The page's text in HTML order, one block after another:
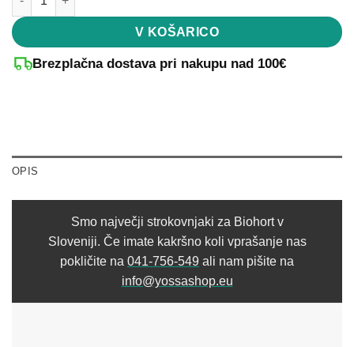
V KOŠARICO
Brezplačna dostava pri nakupu nad 100€
OPIS
Smo največji strokovnjaki za Biohort v
Sloveniji. Če imate kakršno koli vprašanje nas
pokličite na 041-756-549 ali nam pišite na
info@yossashop.eu